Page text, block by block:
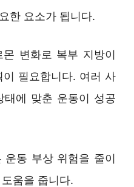
한 요소가 됩니다.
변화로 복부 지방이
필요합니다. 여러 사
태에 맞춘 운동이 성공
운동 부상 위험을 줄이
움을 줍니다.